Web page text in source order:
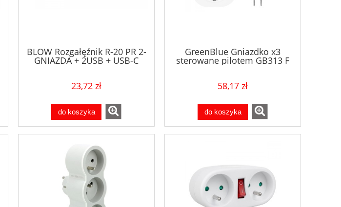
BLOW Rozgałęźnik R-20 PR 2-
GNIAZDA + 2USB + USB-C
23,72 zł
do koszyka
GreenBlue Gniazdko x3
sterowane pilotem GB313 F
58,17 zł
do koszyka